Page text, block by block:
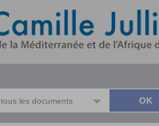
tous les documents